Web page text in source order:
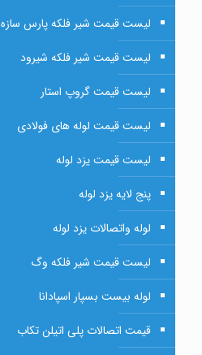
لیست قیمت شیر فلکه پارس سازه
لیست قیمت شیر فلکه شیرود
لیست قیمت گروپ استار
لیست قیمت لوله های فولادی
لیست قیمت یزد لوله
پنج لایه یزد لوله
لوله واتصالات یزد لوله
لیست قیمت شیر فلکه وگ
لوله بیست بسپار اسپادانا
قیمت اتصالات پلی اتیلن تکاب